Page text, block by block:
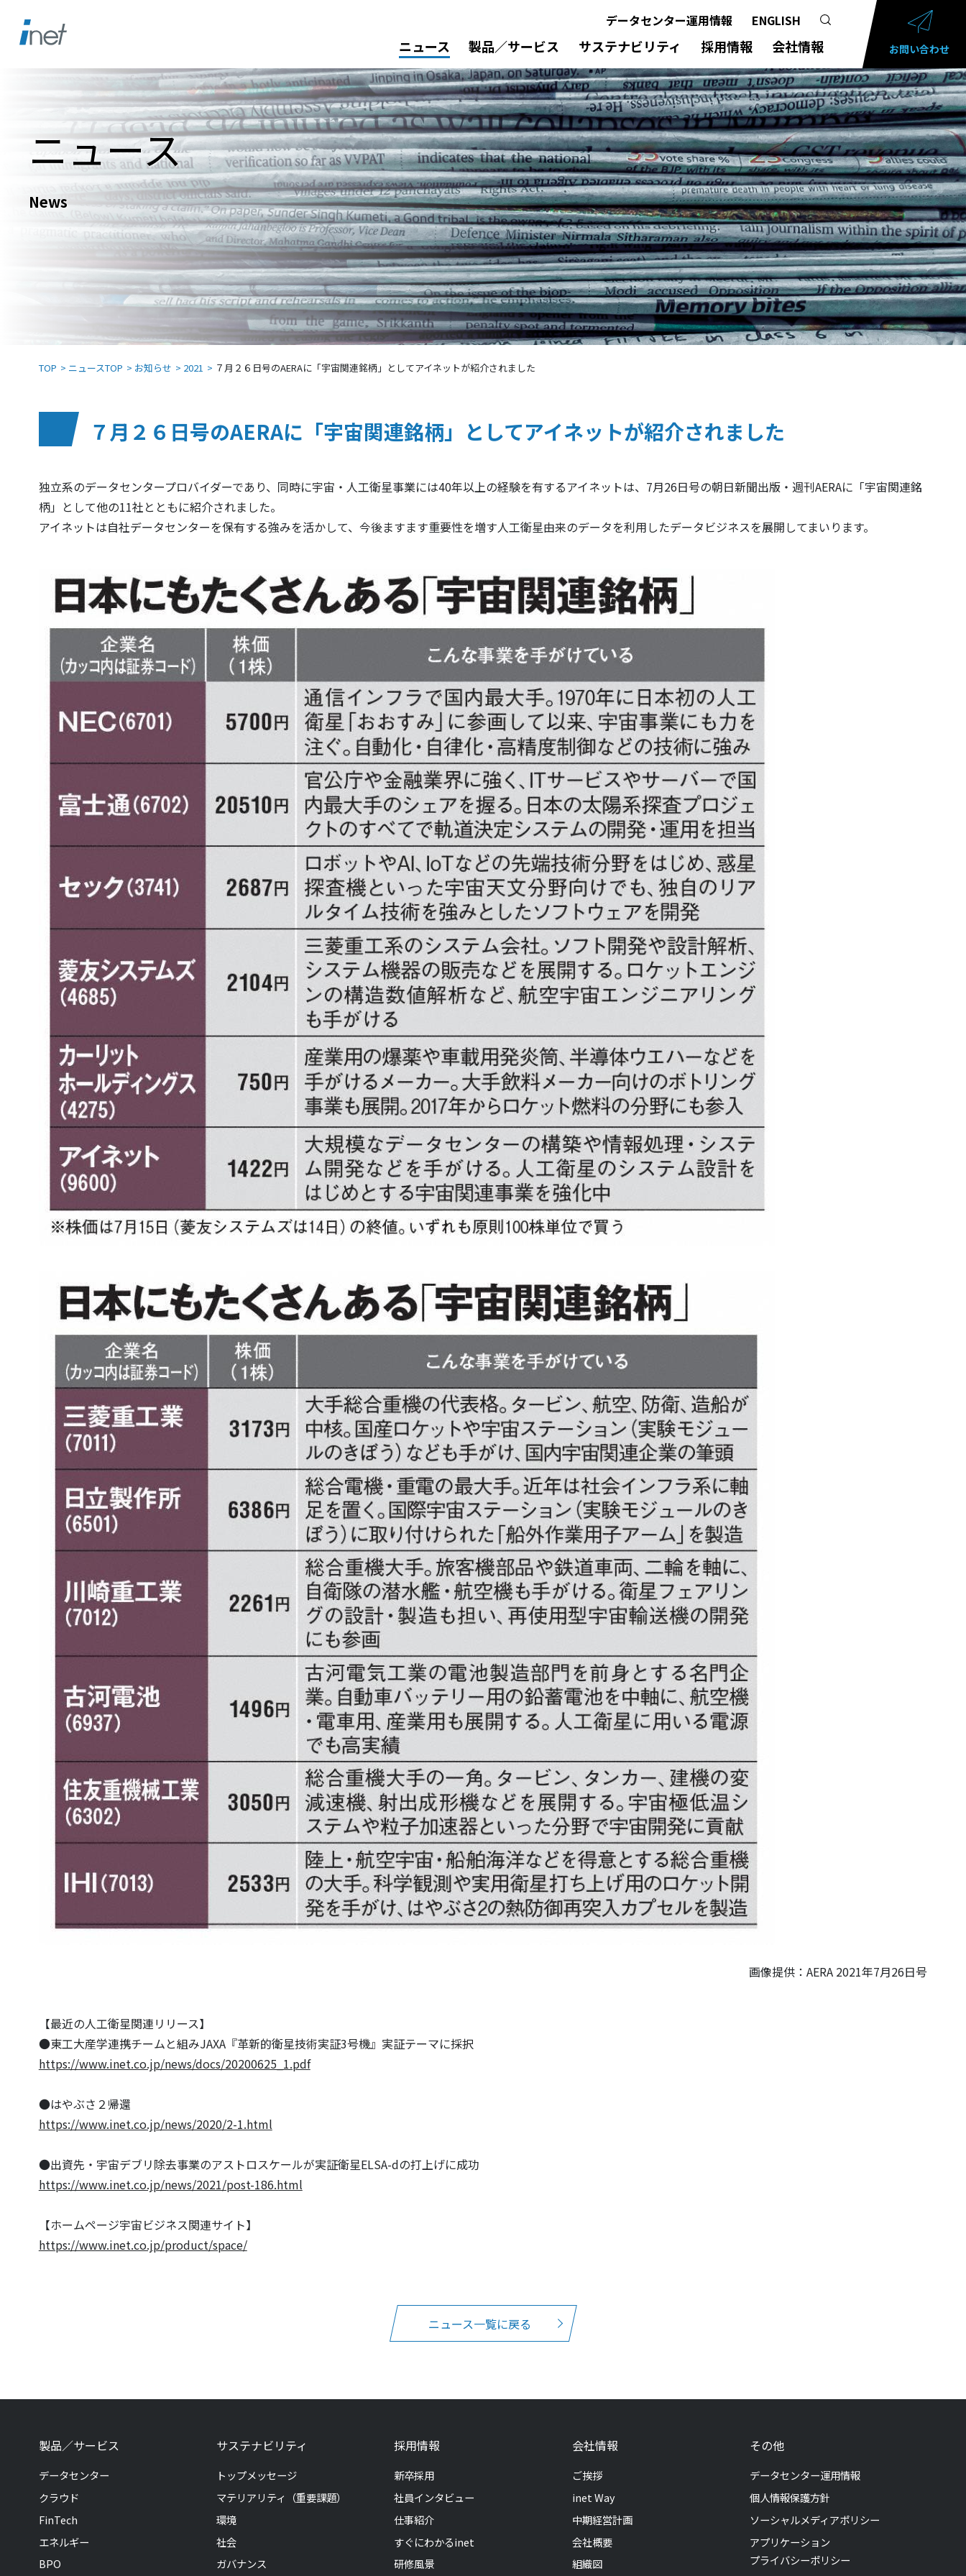
データセンター運用情報 ENGLISH
ニュース 製品／サービス サステナビリティ 採用情報 会社情報 お問い合わせ
ニュース
News
TOP ニュースTOP お知らせ 2021 ７月２６日号のAERAに「宇宙関連銘柄」としてアイネットが紹介されました
７月２６日号のAERAに「宇宙関連銘柄」としてアイネットが紹介されました
独立系のデータセンタープロバイダーであり、同時に宇宙・人工衛星事業には40年以上の経験を有するアイネットは、7月26日号の朝日新聞出版・週刊AERAに「宇宙関連銘
柄」として他の11社とともに紹介されました。
アイネットは自社データセンターを保有する強みを活かして、今後ますます重要性を増す人工衛星由来のデータを利用したデータビジネスを展開してまいります。
画像提供：AERA 2021年7月26日号
【最近の人工衛星関連リリース】
●東工大産学連携チームと組みJAXA『革新的衛星技術実証3号機』実証テーマに採択
https://www.inet.co.jp/news/docs/20200625_1.pdf
●はやぶさ２帰還
https://www.inet.co.jp/news/2020/2-1.html
●出資先・宇宙デブリ除去事業のアストロスケールが実証衛星ELSA-dの打上げに成功
https://www.inet.co.jp/news/2021/post-186.html
【ホームページ宇宙ビジネス関連サイト】
https://www.inet.co.jp/product/space/
ニュース一覧に戻る
製品／サービス
データセンター
クラウド
FinTech
エネルギー
BPO
サステナビリティ
トップメッセージ
マテリアリティ（重要課題）
環境
社会
ガバナンス
採用情報
新卒採用
社員インタビュー
仕事紹介
すぐにわかるinet
研修風景
会社情報
ご挨拶
inet Way
中期経営計画
会社概要
組織図
その他
データセンター運用情報
個人情報保護方針
ソーシャルメディアポリシー
アプリケーション
プライバシーポリシー